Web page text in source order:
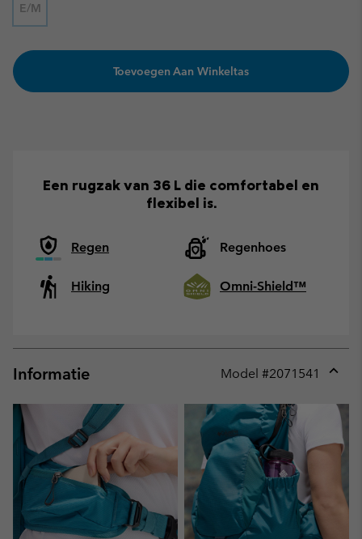
E/M
Toevoegen Aan Winkeltas
Een rugzak van 36 L die comfortabel en
flexibel is.
Regen Regenhoes
Hiking Omni-Shield™
Informatie Model #2071541
or